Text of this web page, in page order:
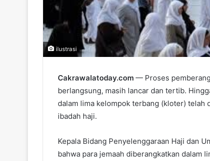
ilustrasi
Cakrawalatoday.com — Proses
berlangsung, masih lancar dan tertib.
dalam lima kelompok terbang (kloter) telah
ibadah haji.
Kepala Bidang Penyelenggaraan Haji dan
bahwa para jemaah diberangkatkan dalam